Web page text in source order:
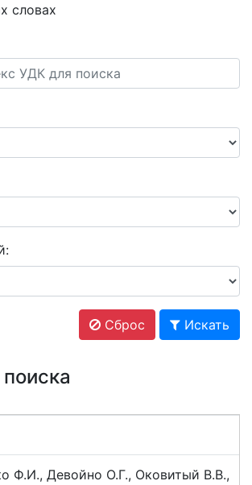
словах
Сброс Искать
поиска
Ф.И., Девойно О.Г., Оковитый В.В.,